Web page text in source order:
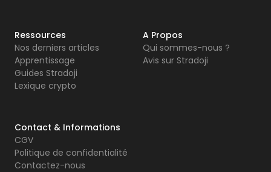
Ressources
Nos derniers articles
Apprentissage
Guides Stradoji
Lexique crypto
A Propos
Qui sommes-nous ?
Avis sur Stradoji
Contact & Informations
CGV
Politique de confidentialité
Contactez-nous